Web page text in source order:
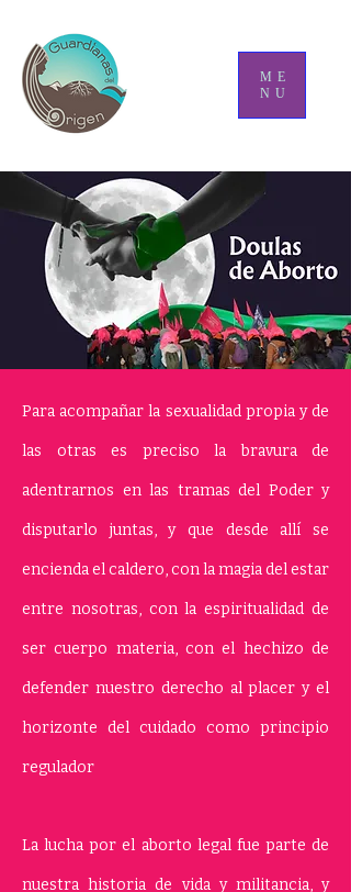
ME
NU
Para acompañar la sexualidad propia y de
las otras es preciso la bravura de
adentrarnos en las tramas del Poder y
disputarlo juntas, y que desde allí se
encienda el caldero, con la magia del estar
entre nosotras, con la espiritualidad de
ser cuerpo materia, con el hechizo de
defender nuestro derecho al placer y el
horizonte del cuidado como principio
regulador
La lucha por el aborto legal fue parte de
nuestra historia de vida y militancia, y